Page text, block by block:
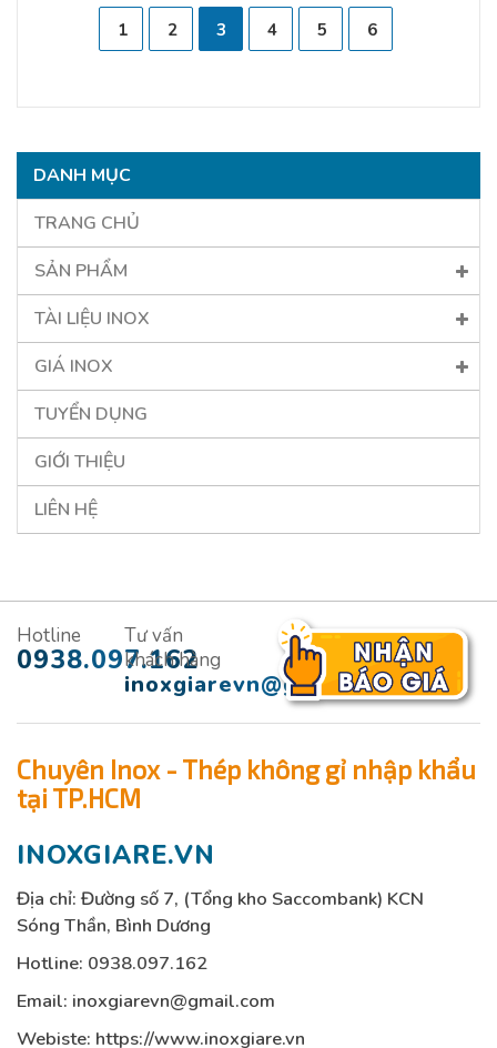
1 2 3 4 5 6
DANH MỤC
TRANG CHỦ
SẢN PHẨM
TÀI LIỆU INOX
GIÁ INOX
TUYỂN DỤNG
GIỚI THIỆU
LIÊN HỆ
Hotline
0938.097.162
Tư vấn
khách hàng
inoxgiarevn@gmail.com
Chuyên Inox - Thép không gỉ nhập khẩu
tại TP.HCM
INOXGIARE.VN
Địa chỉ: Đường số 7, (Tổng kho Saccombank) KCN
Sóng Thần, Bình Dương
Hotline: 0938.097.162
Email: inoxgiarevn@gmail.com
Webiste: https://www.inoxgiare.vn